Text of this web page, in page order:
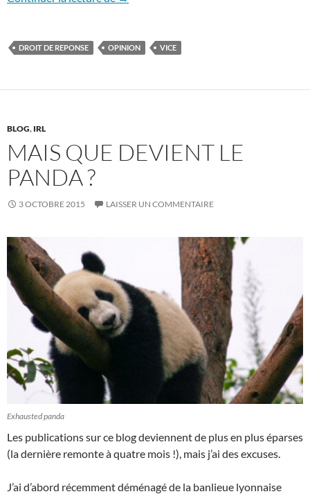
DROIT DE REPONSE OPINION VICE
BLOG, IRL
MAIS QUE DEVIENT LE
PANDA ?
3 OCTOBRE 2015 LAISSER UN COMMENTAIRE
Exhausted panda
Les publications sur ce blog deviennent de plus en plus éparses
(la dernière remonte à quatre mois !), mais j’ai des excuses.
J’ai d’abord récemment déménagé de la banlieue lyonnaise